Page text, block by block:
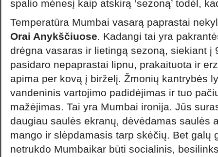
spalio mėnesį kaip atskirą ‘sezoną’ todėl,
Temperatūra Mumbai vasarą paprastai
Orai Anykščiuose. Kadangi tai yra
drėgna vasaras ir lietingą sezoną, siekiant į
pasidaro nepaprastai lipnu, prakaituota ir
apima per kovą į birželį. Žmonių kantrybės
vandeninis vartojimo padidėjimas ir tuo
mažėjimas. Tai yra Mumbai ironija. Jūs
daugiau saulės ekranų, dėvėdamas saulės
mango ir slėpdamasis tarp skėčių. Bet galų
netrukdo Mumbaikar būti socialinis,